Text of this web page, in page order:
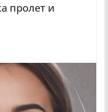
пролет и